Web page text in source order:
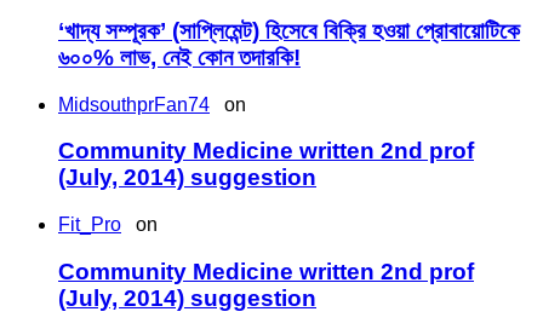
‘খাদ্য সম্পূরক’ (সাপ্লিমেন্ট) হিসেবে বিক্রি হওয়া প্রোবায়োটিকে
৬০০% লাভ, নেই কোন তদারকি!
MidsouthprFan74 on
Community Medicine written 2nd prof
(July, 2014) suggestion
Fit_Pro on
Community Medicine written 2nd prof
(July, 2014) suggestion